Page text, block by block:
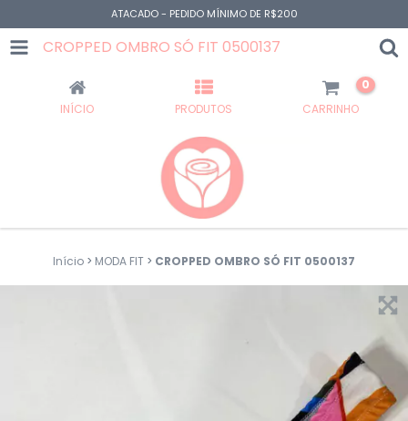
ATACADO - PEDIDO MÍNIMO DE R$200
CROPPED OMBRO SÓ FIT 0500137
INÍCIO PRODUTOS CARRINHO
0
Início > MODA FIT > CROPPED OMBRO SÓ FIT 0500137